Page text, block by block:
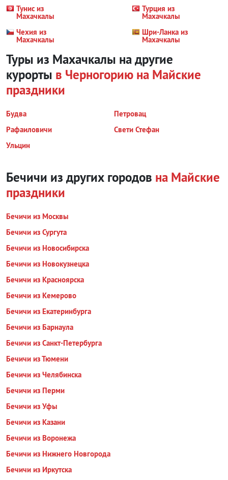
Тунис из
Махачкалы
Турция из
Махачкалы
Чехия из
Махачкалы
Шри-Ланка из
Махачкалы
Туры из Махачкалы на другие
курорты в Черногорию на Майские
праздники
Будва
Петровац
Рафаиловичи
Свети Стефан
Ульцин
Бечичи из других городов на Майские
праздники
Бечичи из Москвы
Бечичи из Сургута
Бечичи из Новосибирска
Бечичи из Новокузнецка
Бечичи из Красноярска
Бечичи из Кемерово
Бечичи из Екатеринбурга
Бечичи из Барнаула
Бечичи из Санкт-Петербурга
Бечичи из Тюмени
Бечичи из Челябинска
Бечичи из Перми
Бечичи из Уфы
Бечичи из Казани
Бечичи из Воронежа
Бечичи из Нижнего Новгорода
Бечичи из Иркутска